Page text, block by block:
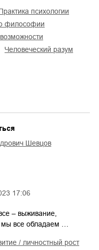
практика психологии
философии
возможности
человеческий разум
17:06
Шевцов
– выживание,
мы все обладаем …
/ личностный рост